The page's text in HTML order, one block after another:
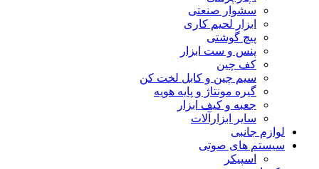
سشوار صنعتی
ابزار لحیم کاری
پیچ گوشتی
پنس و ست ابزار
کف چین
سیم چین و کابل لخت کن
گیره مونتاژ و پایه هویه
جعبه و کیف ابزار
سایر ابزارآلات
لوازم جانبی
سیستم های صوتی
اسپیکر